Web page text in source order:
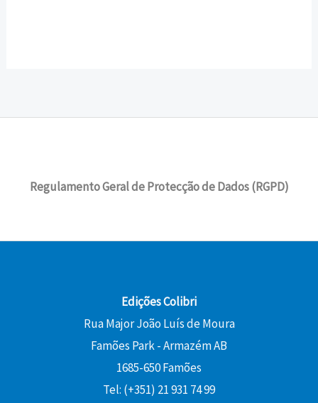
Regulamento Geral de Protecção de Dados (RGPD)
Edições Colibri
Rua Major João Luís de Moura
Famões Park - Armazém AB
1685-650 Famões
Tel: (+351) 21 931 74 99